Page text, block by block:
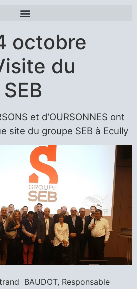
octobre
du
et d’OURSONNES ont
site du groupe SEB à Ecully
BAUDOT, Responsable